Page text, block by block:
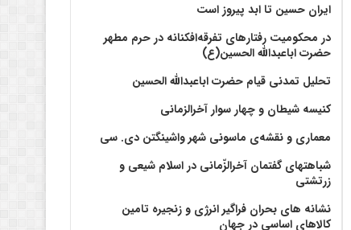
ایران حسین تا ابد پیروز است
در محکومیت رفتارهای تفرقه‌افکنانه در حرم مطهر
حضرت اباعبدالله الحسین(ع)
تحلیل تمدنی قیام حضرت اباعبدالله الحسین
کنیسه شیطان و چهار سوار آخرالزمانی
معماری و نقشه‌ی ماسونی شهر واشينگتن دی. سی
شباهتهای گفتمان آخر‌الزّمانی در اسلام شیعی و
زرتشتی
نشانه های بحران فراگیر انرژی و زنجیره تامین
کالاهای اساسی در جهان